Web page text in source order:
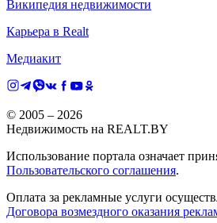
Википедия недвижимости
Карьера в Realt
Медиакит
© 2005 – 2026
Недвижимость на REALT.BY
Использование портала означает
Пользовательского соглашения.
Оплата за рекламные услуги
Договора возмездного оказания